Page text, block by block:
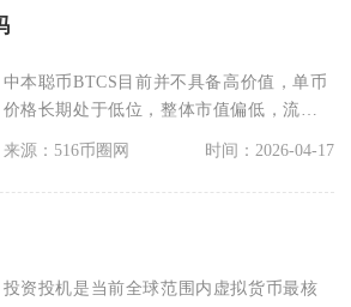
中本聪币BTCS目前并不具备高价值，单币
价格长期处于低位，整体市值偏低，流通
来源：516币圈网 时间：2026-04-17
投资投机是当前全球范围内虚拟货币最核